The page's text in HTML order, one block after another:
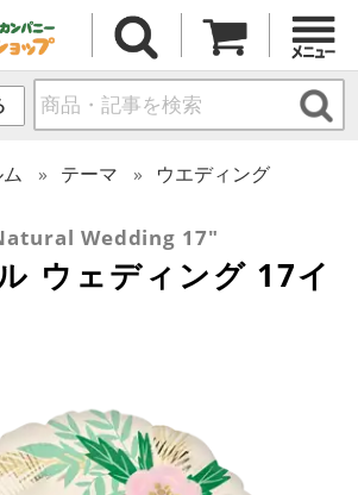
テーマ
ウエディング
Wedding 17"
ウェディング 17イ